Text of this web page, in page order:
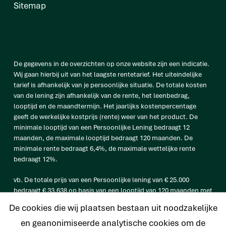
Sitemap
De gegevens in de overzichten op onze website zijn een indicatie.
Wij gaan hierbij uit van het laagste rentetarief. Het uiteindelijke
tarief is afhankelijk van je persoonlijke situatie. De totale kosten
van de lening zijn afhankelijk van de rente, het leenbedrag,
looptijd en de maandtermijn. Het jaarlijks kostenpercentage
geeft de werkelijke kostprijs (rente) weer van het product. De
minimale looptijd van een Persoonlijke Lening bedraagt 12
maanden, de maximale looptijd bedraagt 120 maanden. De
minimale rente bedraagt 6,4%, de maximale wettelijke rente
bedraagt 12%.
vb. De totale prijs van een Persoonlijke lening van € 25.000
bedraagt € 33.638 op basis van een looptijd van 120 maanden met
De cookies die wij plaatsen bestaan uit noodzakelijke
en geanonimiseerde analytische cookies om de